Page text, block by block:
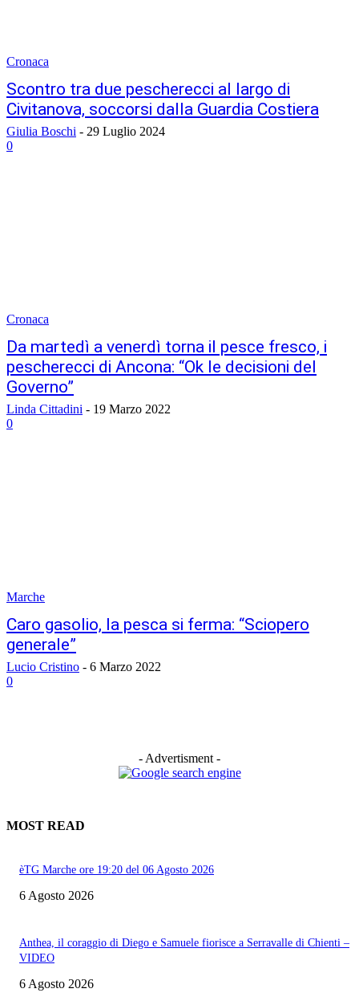
Cronaca
Scontro tra due pescherecci al largo di
Civitanova, soccorsi dalla Guardia Costiera
Giulia Boschi - 29 Luglio 2024
0
Cronaca
Da martedì a venerdì torna il pesce fresco, i
pescherecci di Ancona: “Ok le decisioni del
Governo”
Linda Cittadini - 19 Marzo 2022
0
Marche
Caro gasolio, la pesca si ferma: “Sciopero
generale”
Lucio Cristino - 6 Marzo 2022
0
- Advertisment -
MOST READ
èTG Marche ore 19:20 del 06 Agosto 2026
6 Agosto 2026
Anthea, il coraggio di Diego e Samuele fiorisce a Serravalle di Chienti –
VIDEO
6 Agosto 2026